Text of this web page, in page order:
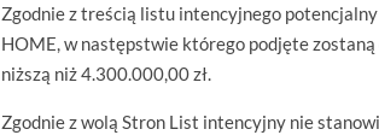
Zgodnie z treścią listu intencyjnego
HOME, w następstwie którego podjęte
niższą niż 4.300.000,00 zł.
Zgodnie z wolą Stron List intencyjny nie